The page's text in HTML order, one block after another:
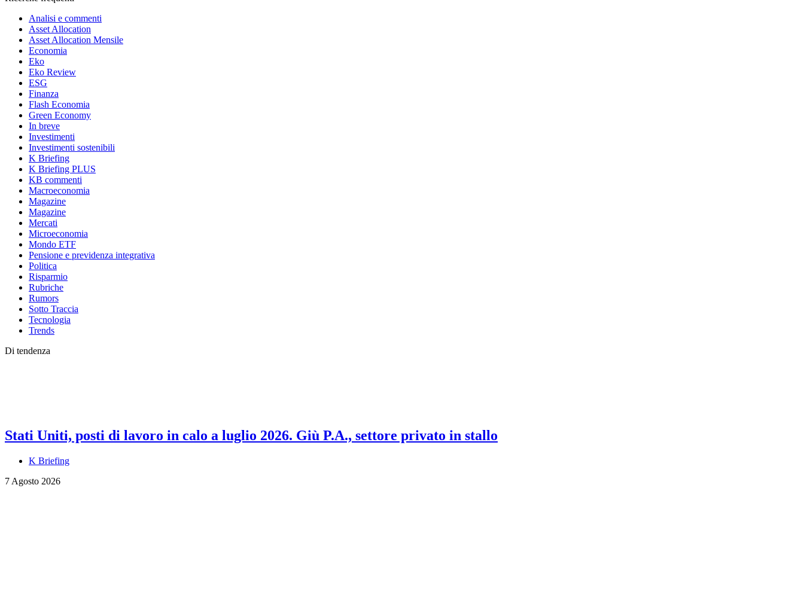
Analisi e commenti
Asset Allocation
Asset Allocation Mensile
Economia
Eko
Eko Review
ESG
Finanza
Flash Economia
Green Economy
In breve
Investimenti
Investimenti sostenibili
K Briefing
K Briefing PLUS
KB commenti
Macroeconomia
Magazine
Magazine
Mercati
Microeconomia
Mondo ETF
Pensione e previdenza integrativa
Politica
Risparmio
Rubriche
Rumors
Sotto Traccia
Tecnologia
Trends
Di tendenza
Stati Uniti, posti di lavoro in calo a luglio 2026. Giù P.A., settore privato in stallo
K Briefing
7 Agosto 2026